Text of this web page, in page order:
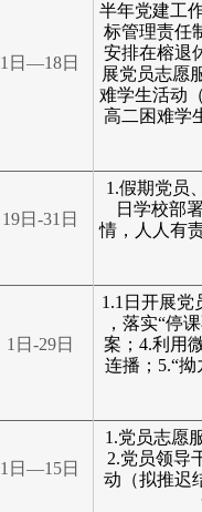
1 日—18日
半年党建工
标管理责任
安排在榕退
展党员志愿
难学生活动
高二困难学
19日-31日
1.假期党员
日学校部
情，人人有
1 日-29日
1.1 日 开展党
，落实“停
案；4.利用
连播；5.“
1 日—15日
1.党员志愿
2.党员领导
动（拟推迟